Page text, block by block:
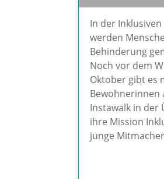
In der
werden
Behinderung
Noch vor dem
Oktober gibt es
Bewohnerinnen
Instawalk in der
ihre Mission
junge